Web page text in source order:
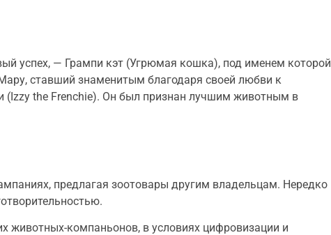
успех, — Грампи кэт (Угрюмая кошка), под именем которой
ставший знаменитым благодаря своей любви к
(Izzy the Frenchie). Он был признан лучшим животным в
предлагая зоотовары другим владельцам. Нередко
животных-компаньонов, в условиях цифровизации и